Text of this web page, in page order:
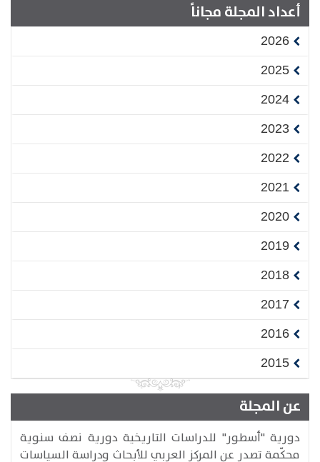
أعداد المجلة مجاناً
2026
2025
2024
2023
2022
2021
2020
2019
2018
2017
2016
2015
عن المجلة
دورية "أسطور" للدراسات التاريخية دورية نصف سنوية
محكّمة تصدر عن المركز العربي للأبحاث ودراسة السياسات